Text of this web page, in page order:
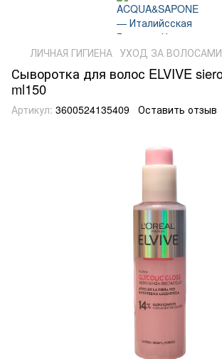
ЛИЧНАЯ ГИГИЕНА УХОД ЗА ВОЛОСАМИ
Сыворотка для волос ELVIVE
ml150
Артикул: 3600524135409 Оставить отзыв